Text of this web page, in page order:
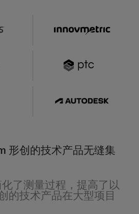
形创的技术产品无缝集
化了测量过程，提高了以
的技术产品在大型项目